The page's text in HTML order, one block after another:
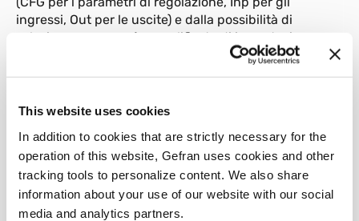
This website uses cookies
In addition to cookies that are strictly necessary for the
operation of this website, Gefran uses cookies and other
tracking tools to personalize content. We also share
information about your use of our website with our social
media and analytics partners.
ingressi, Out per le uscite) e dalla possibilità di
selezionare un menù semplificato di impostazione.
Per ulteriore semplicità di configurazione, è
Windows (vedere foglio tecnico cod. 80020).
Un codice di protezione software impostabile (protetto
da una password) consente di limitare su tutti ilivelli le
possibilità di modificare e visualizzare dei parametri di
configurazione.